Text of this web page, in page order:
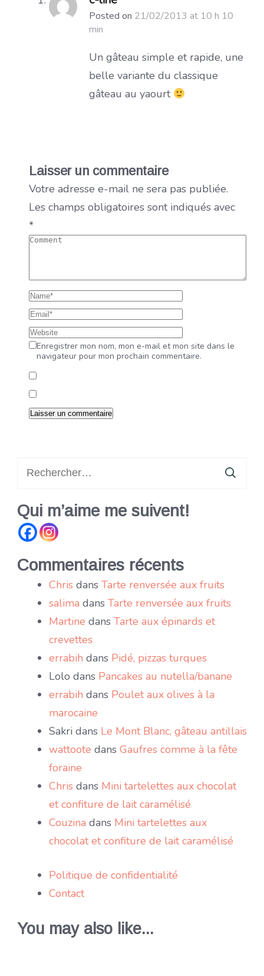
Posted on 21/02/2013 at 10 h 10
min
Un gâteau simple et rapide, une
belle variante du classique
gâteau au yaourt
Laisser un commentaire
Votre adresse e-mail ne sera pas publiée.
Les champs obligatoires sont indiqués avec
*
Enregistrer mon nom, mon e-mail et mon site dans le
navigateur pour mon prochain commentaire.
Qui m’aime me suivent!
Commentaires récents
Chris dans Tarte renversée aux fruits
salima dans Tarte renversée aux fruits
Martine dans Tarte aux épinards et
crevettes
errabih dans Pidé, pizzas turques
Lolo dans Pancakes au nutella/banane
errabih dans Poulet aux olives à la
marocaine
Sakri dans Le Mont Blanc, gâteau antillais
wattoote dans Gaufres comme à la fête
foraine
Chris dans Mini tartelettes aux chocolat
et confiture de lait caramélisé
Couzina dans Mini tartelettes aux
chocolat et confiture de lait caramélisé
Politique de confidentialité
Contact
You may also like...